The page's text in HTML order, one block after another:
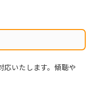
応いたします。傾聴や